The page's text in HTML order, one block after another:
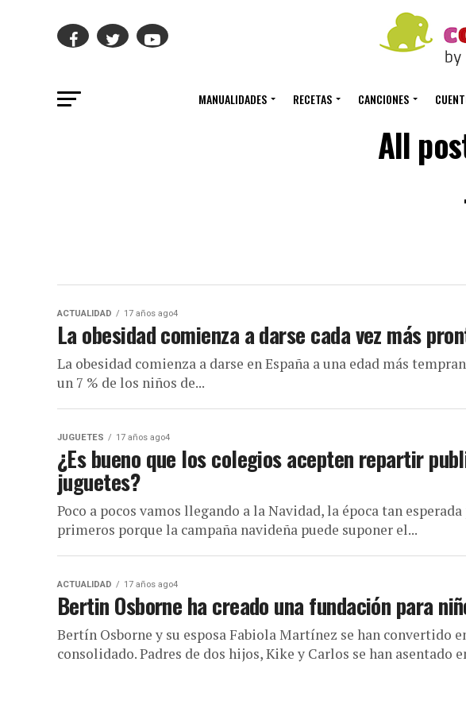
MANUALIDADES RECETAS CANCIONES
All
ACTUALIDAD 17 años ago4
La obesidad comienza a darse cada vez más
La obesidad comienza a darse en España a una edad más
un 7 % de los niños de...
JUGUETES 17 años ago4
¿Es bueno que los colegios acepten repartir
juguetes?
Poco a pocos vamos llegando a la Navidad, la época tan
primeros porque la campaña navideña puede suponer el...
ACTUALIDAD 17 años ago4
Bertin Osborne ha creado una fundación para
Bertín Osborne y su esposa Fabiola Martínez se han convertido
consolidado. Padres de dos hijos, Kike y Carlos se han asentado